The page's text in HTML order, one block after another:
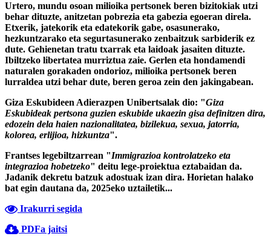
Urtero, mundu osoan milioika pertsonek beren bizitokiak utzi
behar dituzte, anitzetan pobrezia eta gabezia egoeran direla.
Etxerik, jatekorik eta edatekorik gabe, osasunerako,
hezkuntzarako eta segurtasunerako zenbaitzuk sarbiderik ez
dute. Gehienetan tratu txarrak eta laidoak jasaiten dituzte.
Ibiltzeko libertatea murriztua zaie. Gerlen eta hondamendi
naturalen gorakaden ondorioz, milioika pertsonek beren
lurraldea utzi behar dute, beren geroa zein den jakingabean.
Giza Eskubideen Adierazpen Unibertsalak dio: "Giza
Eskubideak pertsona guzien eskubide ukaezin gisa definitzen dira,
edozein dela haien nazionalitatea, bizilekua, sexua, jatorria,
kolorea, erlijioa, hizkuntza".
Frantses legebiltzarrean "Immigrazioa kontrolatzeko eta
integrazioa hobetzeko" deitu lege-proiektua eztabaidan da.
Jadanik dekretu batzuk adostuak izan dira. Horietan halako
bat egin dautana da, 2025eko uztailetik...
Irakurri segida
PDFa jaitsi